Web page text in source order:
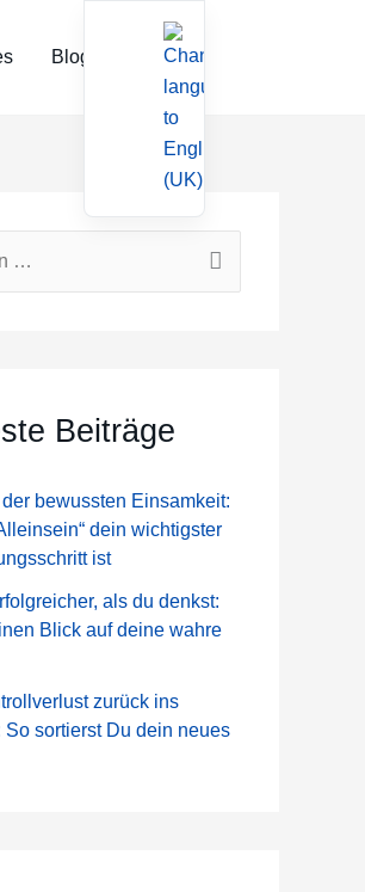
Blog Kontakt
Beiträge
bewussten Einsamkeit:
dein wichtigster
ist
als du denkst:
Blick auf deine wahre
zurück ins
So sortierst Du dein neues